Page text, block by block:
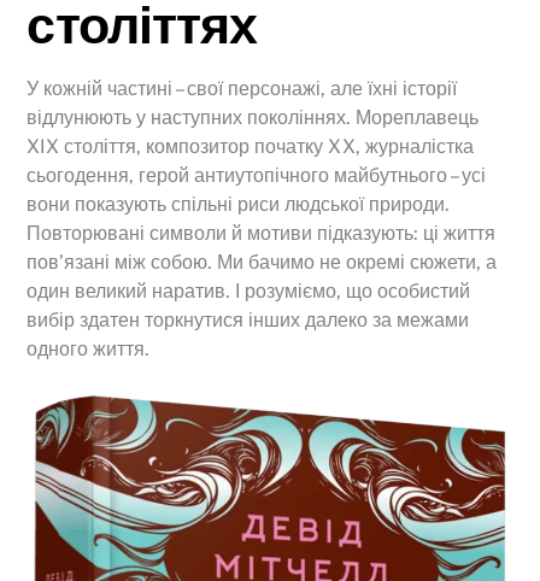
століттях
У кожній частині – свої персонажі, але їхні історії
відлунюють у наступних поколіннях. Мореплавець
XIX століття, композитор початку XX, журналістка
сьогодення, герой антиутопічного майбутнього – усі
вони показують спільні риси людської природи.
Повторювані символи й мотиви підказують: ці життя
пов’язані між собою. Ми бачимо не окремі сюжети, а
один великий наратив. І розуміємо, що особистий
вибір здатен торкнутися інших далеко за межами
одного життя.